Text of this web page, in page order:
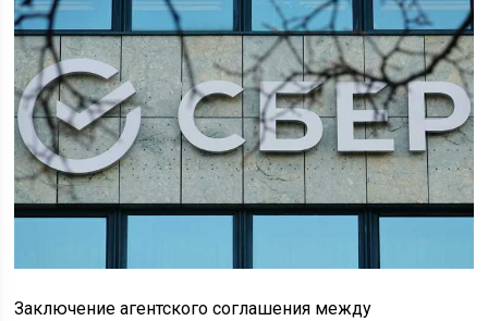
Заключение агентского соглашения между